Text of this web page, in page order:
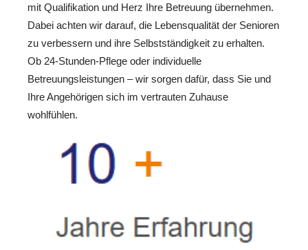
mit Qualifikation und Herz Ihre Betreuung übernehmen.
Dabei achten wir darauf, die Lebensqualität der Senioren
zu verbessern und ihre Selbstständigkeit zu erhalten.
Ob 24-Stunden-Pflege oder individuelle
Betreuungsleistungen – wir sorgen dafür, dass Sie und
Ihre Angehörigen sich im vertrauten Zuhause
wohlfühlen.